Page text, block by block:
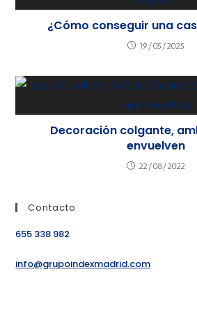
¿Cómo conseguir una
19/05/2025
Decoración colgante,
envuelven
22/08/2022
Contacto
655 338 982
info@grupoindexmadrid.com